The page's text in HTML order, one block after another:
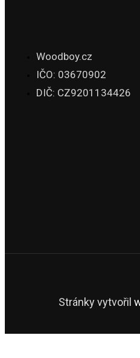
Woodboy.cz
IČO: 03670902
DIČ: CZ9201134426
Stránky vytvořil